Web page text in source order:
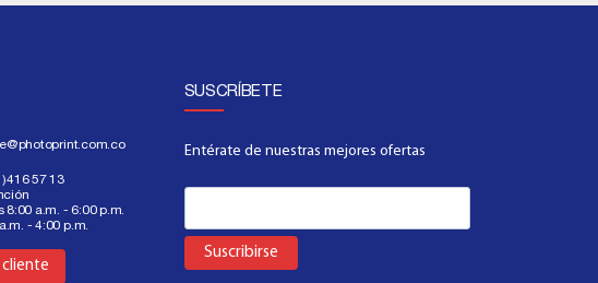
57 13
8:00 a.m. - 6:00 p.m.
- 4:00 p.m.
cliente
SUSCRÍBETE
Entérate de nuestras mejores ofertas
Suscribirse